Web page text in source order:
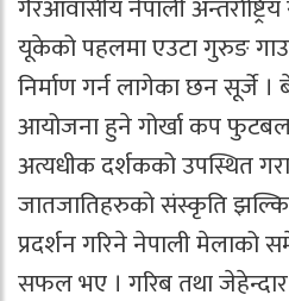
गैरआवासीय नेपाली
यूकेको पहलमा एउटा गुरुङ
निर्माण गर्न लागेका छन सूर्जे ।
आयोजना हुने गोर्खा कप
अत्यधीक दर्शकको उपस्थित
जातजातिहरुको संस्कृति
प्रदर्शन गरिने नेपाली
सफल भए । गरिब तथा जेहेन्दार